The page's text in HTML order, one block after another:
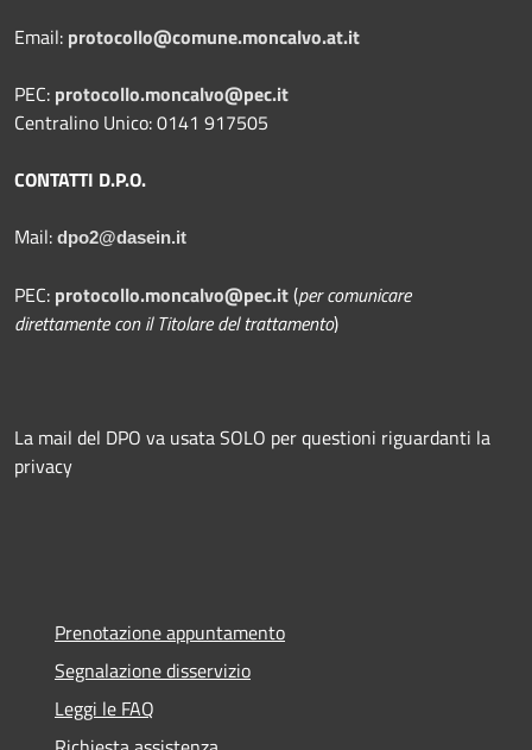
Email: protocollo@comune.moncalvo.at.it
PEC: protocollo.moncalvo@pec.it
Centralino Unico: 0141 917505
CONTATTI D.P.O.
Mail: dpo2@dasein.it
PEC: protocollo.moncalvo@pec.it(per comunicare
direttamente con il Titolare del trattamento)
La mail del DPO va usata SOLO per questioni riguardanti la
privacy
Prenotazione appuntamento
Segnalazione disservizio
Leggi le FAQ